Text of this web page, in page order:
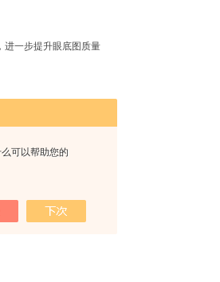
可以帮助您的
进一步提升眼底图质量